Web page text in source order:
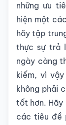
những ưu
hiện một
hãy tập
thực sự trả
ngày càng
kiếm, vì
không phải
tốt hơn. Hãy
các tiêu đề